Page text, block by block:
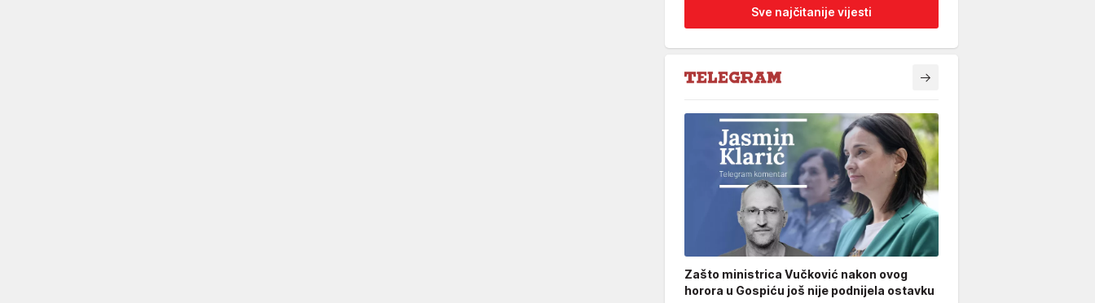
Sve najčitanije vijesti
Zašto ministrica Vučković nakon ovog
horora u Gospiću još nije podnijela ostavku